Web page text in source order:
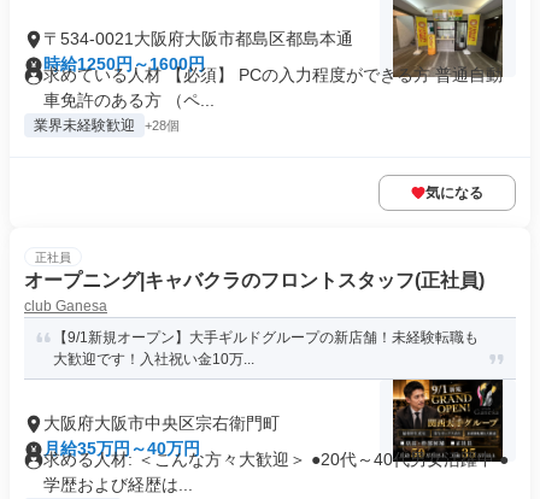
〒534-0021大阪府大阪市都島区都島本通
時給1250円～1600円
求めている人材 【必須】 PCの入力程度ができる方 普通自動
車免許のある方 （ペ...
業界未経験歓迎 +28個
気になる
正社員
オープニング|キャバクラのフロントスタッフ(正社員)
club Ganesa
【9/1新規オープン】大手ギルドグループの新店舗！未経験転職も
大歓迎です！入社祝い金10万...
大阪府大阪市中央区宗右衛門町
月給35万円～40万円
求める人材: ＜こんな方々大歓迎＞ ●20代～40代男女活躍中 ●
学歴および経歴は...